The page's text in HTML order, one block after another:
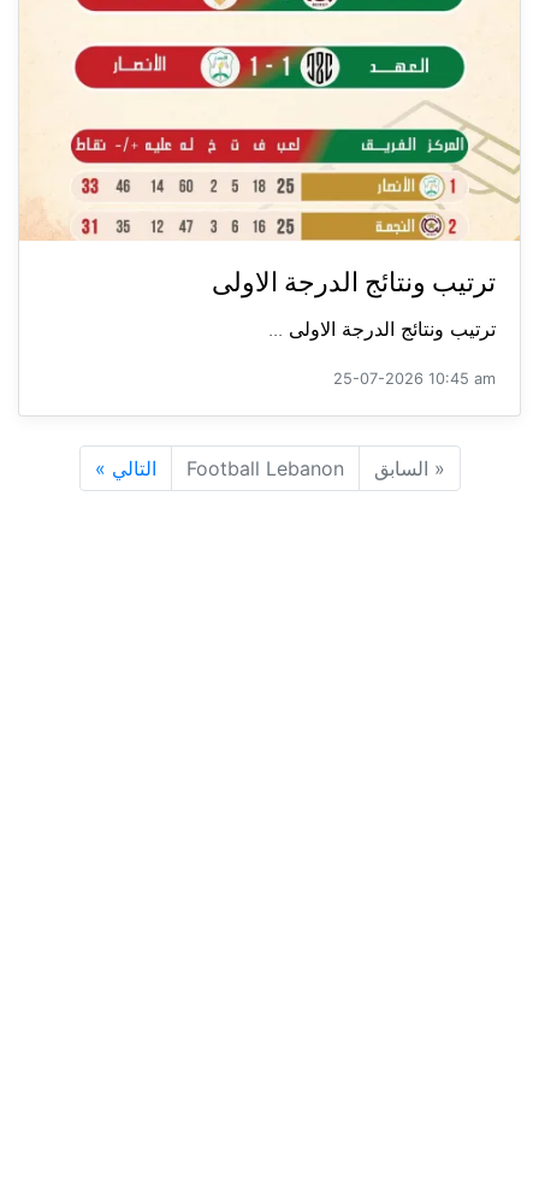
ترتيب ونتائج الدرجة الاولى
ترتيب ونتائج الدرجة الاولى ...
25-07-2026 10:45 am
« السابق Football Lebanon التالي »